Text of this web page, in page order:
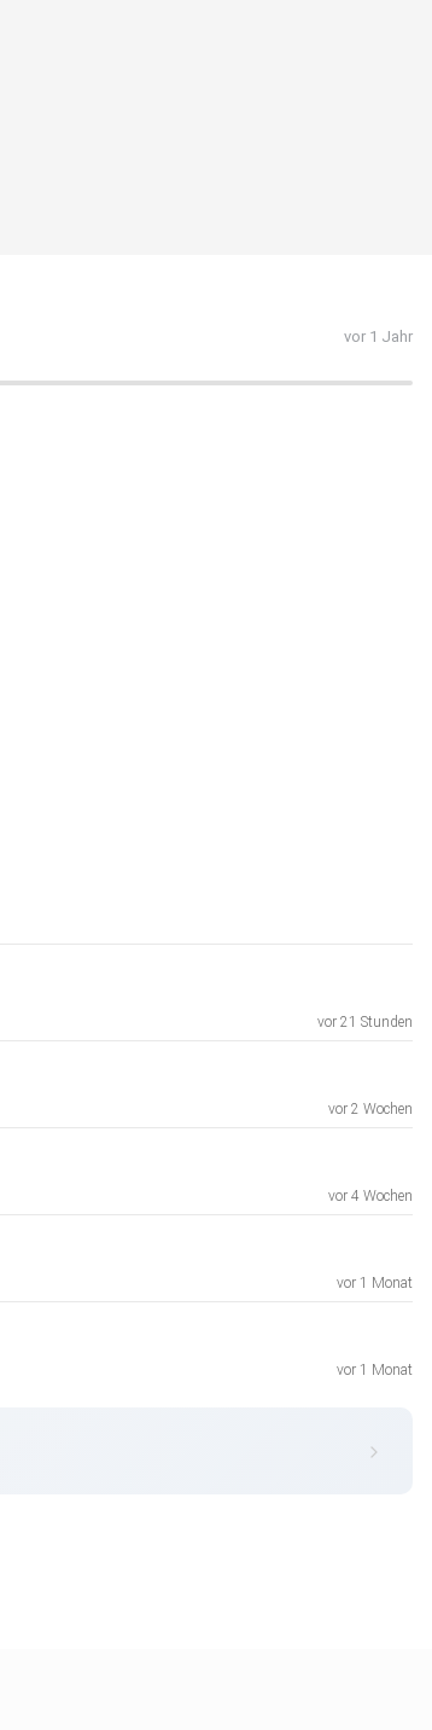
vor 1 Jahr
vor 21 Stunden
vor 2 Wochen
vor 4 Wochen
vor 1 Monat
vor 1 Monat